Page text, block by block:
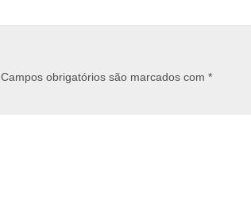
Campos obrigatórios são marcados com *